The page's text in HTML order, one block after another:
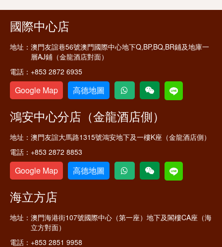
國際中心店
地址： 澳門友誼巷56號澳門國際中心地下Q,BP,BQ,BR鋪及地庫一
層AJ鋪（金龍酒店對面）
電話： +853 2872 6935
Google Map 高德地圖
鴻安中心分店（金龍酒店側）
地址： 澳門友誼大馬路1315號鴻安地下及一樓K座（金龍酒店側）
電話： +853 2872 8853
Google Map 高德地圖
海立方店
地址： 澳門海港街107號國際中心（第一座）地下及閣樓CA座（海
立方對面）
電話： +853 2851 9958